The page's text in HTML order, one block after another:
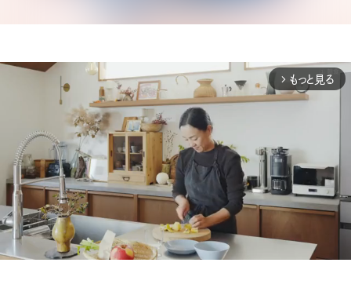
arrow_forward_ios もっと見る